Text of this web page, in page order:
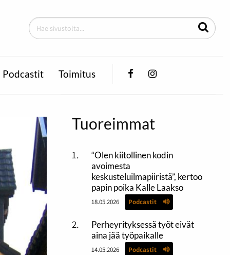
Podcastit Toimitus FacebookInstagram
Tuoreimmat
“Olen kiitollinen kodin
avoimesta
keskusteluilmapiiristä”, kertoo
papin poika Kalle Laakso
18.05.2026 Podcastit
Perheyrityksessä työt eivät
aina jää työpaikalle
14.05.2026 Podcastit